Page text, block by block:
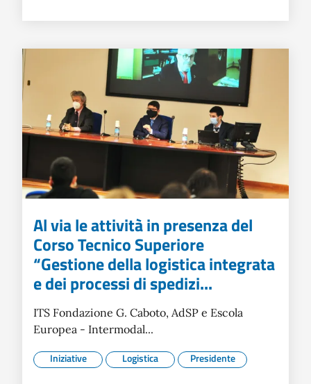
Al via le attività in presenza del
Corso Tecnico Superiore
“Gestione della logistica integrata
e dei processi di spedizi...
ITS Fondazione G. Caboto, AdSP e Escola
Europea - Intermodal...
Iniziative Logistica Presidente